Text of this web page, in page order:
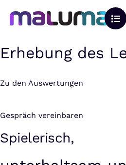
Erhebung des
Zu den Auswertungen
Gespräch vereinbaren
Spielerisch,